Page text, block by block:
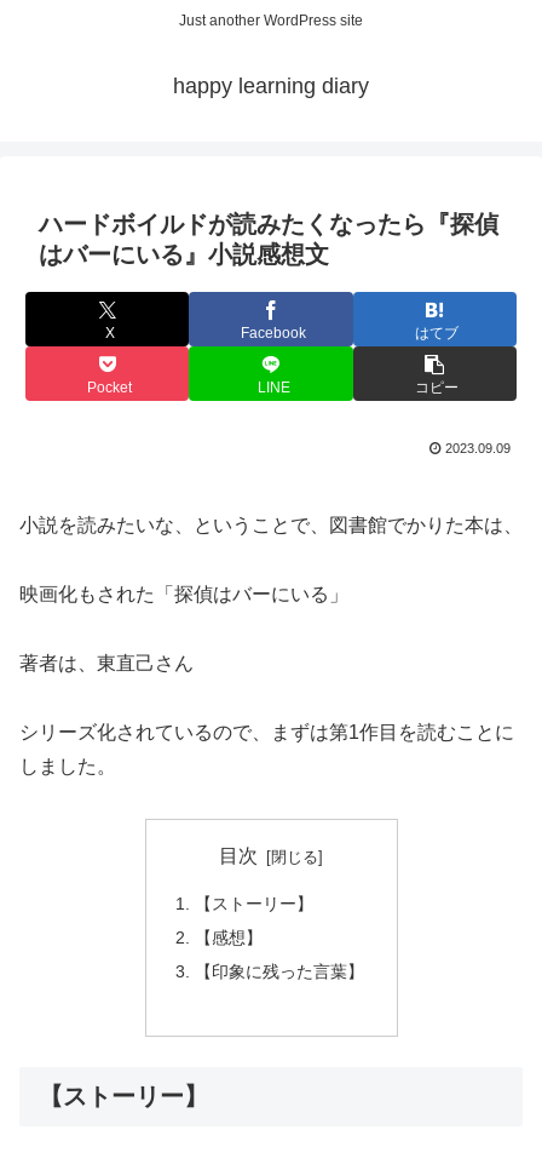
Just another WordPress site
happy learning diary
ハードボイルドが読みたくなったら『探偵
はバーにいる』小説感想文
X Facebook はてブ
Pocket LINE コピー
2023.09.09
小説を読みたいな、ということで、図書館でかりた本は、
映画化もされた「探偵はバーにいる」
著者は、東直己さん
シリーズ化されているので、まずは第1作目を読むことに
しました。
目次
【ストーリー】
【感想】
【印象に残った言葉】
【ストーリー】